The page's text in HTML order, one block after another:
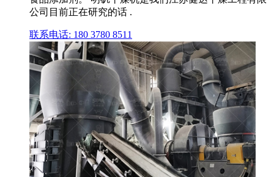
公司目前正在研究的话 .
联系电话: 180 3780 8511